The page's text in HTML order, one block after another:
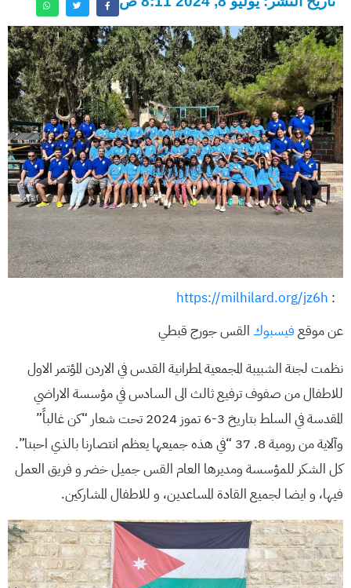
:
https://milhilard.org/jz6h
عن موقع فيسبوك القس جورج قبطي
نظمت لجنة الشبيبة المجمعية لمطرانية القدس في الاردن المؤتمر الاول
للاطفال من صفوف ترفيع ثالث الى السادس في مؤسسة الاراضي
المقدسة في السلط بتاريخ 3-6 تموز 2024 تحت شعار “كن غالباً”
وآلاية من رومية 8. 37 “في هذه جميعها يعظم انتصارنا بالذي احبنا”.
كل الشكر للمؤسسة ومديرها العام القس جميل خضر و فريق العمل
فيها، و ايضا لجميع القادة المساعدين، و للاطفال المشاركين.